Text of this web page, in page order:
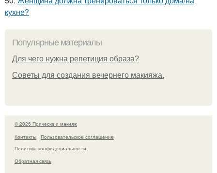
кухне?
Популярные материалы
Для чего нужна репетиция образа?
Советы для создания вечернего макияжа.
© 2026 Прическа и макияж
Контакты
Пользовательское соглашение
Политика конфидециальности
Обратная связь